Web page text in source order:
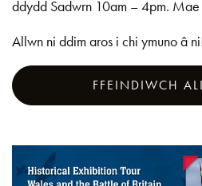
ddydd Sadwrn 10am – 4pm.
Allwn ni ddim aros i chi ymuno â
FFEINDIWCH